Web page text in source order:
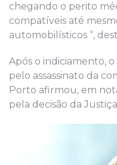
chegando o perito
compatíveis até
automobilísticos “,
Após o indiciamento,
pelo assassinato da
Porto afirmou, em
pela decisão da